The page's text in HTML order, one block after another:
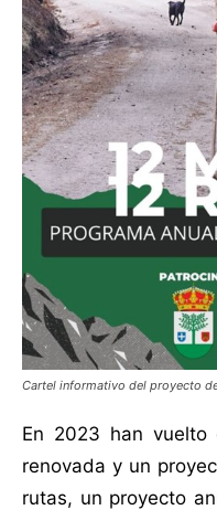
Cartel informativo del proyecto
En 2023 han vuelto
renovada y un
rutas, un proyecto